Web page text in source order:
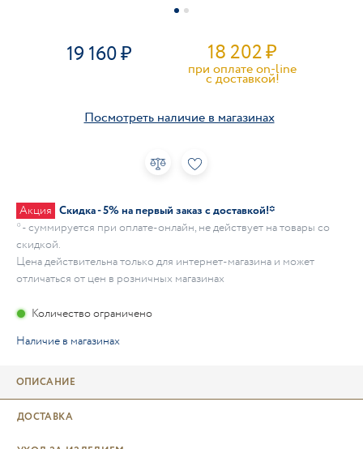
19 160 18 202₽
при оплате on-line
c доставкой!
Посмотреть наличие в магазинах
Акция Скидка - 5% на первый заказ с доставкой!*
* - суммируется при оплате-онлайн, не действует на товары со
скидкой.
Цена действительна только для интернет-магазина и может
отличаться от цен в розничных магазинах
Количество ограничено
Наличие в магазинах
ОПИСАНИЕ
ДОСТАВКА